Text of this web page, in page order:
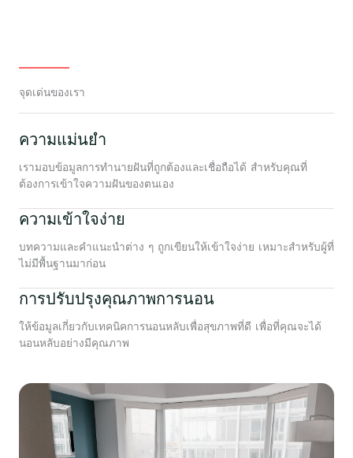
จุดเด่นของเรา
ความแม่นยำ
เรามอบข้อมูลการทำนายฝันที่ถูกต้องและเชื่อถือได้ สำหรับคุณที่
ต้องการเข้าใจความฝันของตนเอง
ความเข้าใจง่าย
บทความและคำแนะนำต่าง ๆ ถูกเขียนให้เข้าใจง่าย เหมาะสำหรับผู้ที่
ไม่มีพื้นฐานมาก่อน
การปรับปรุงคุณภาพการนอน
ให้ข้อมูลเกี่ยวกับเทคนิคการนอนหลับเพื่อสุขภาพที่ดี เพื่อที่คุณจะได้
นอนหลับอย่างมีคุณภาพ